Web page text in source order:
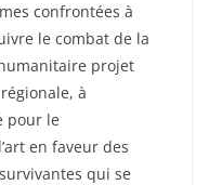
confrontées à
le combat de la
projet
à
pour le
en faveur des
qui se